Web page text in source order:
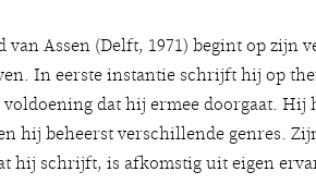
van Assen (Delft, 1971) begint op
In eerste instantie schrijft hij op
voldoening dat hij ermee doorgaat.
hij beheerst verschillende genres.
hij schrijft, is afkomstig uit eigen